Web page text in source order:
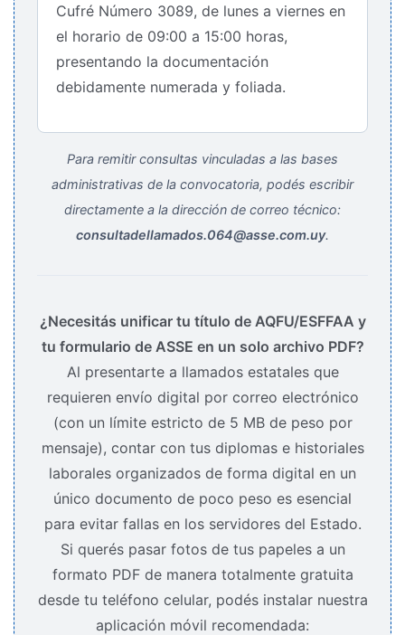
Cufré Número 3089, de lunes a viernes en
el horario de 09:00 a 15:00 horas,
presentando la documentación
debidamente numerada y foliada.
Para remitir consultas vinculadas a las bases
administrativas de la convocatoria, podés escribir
directamente a la dirección de correo técnico:
consultadellamados.064@asse.com.uy.
¿Necesitás unificar tu título de AQFU/ESFFAA y
tu formulario de ASSE en un solo archivo PDF?
Al presentarte a llamados estatales que
requieren envío digital por correo electrónico
(con un límite estricto de 5 MB de peso por
mensaje), contar con tus diplomas e historiales
laborales organizados de forma digital en un
único documento de poco peso es esencial
para evitar fallas en los servidores del Estado.
Si querés pasar fotos de tus papeles a un
formato PDF de manera totalmente gratuita
desde tu teléfono celular, podés instalar nuestra
aplicación móvil recomendada: